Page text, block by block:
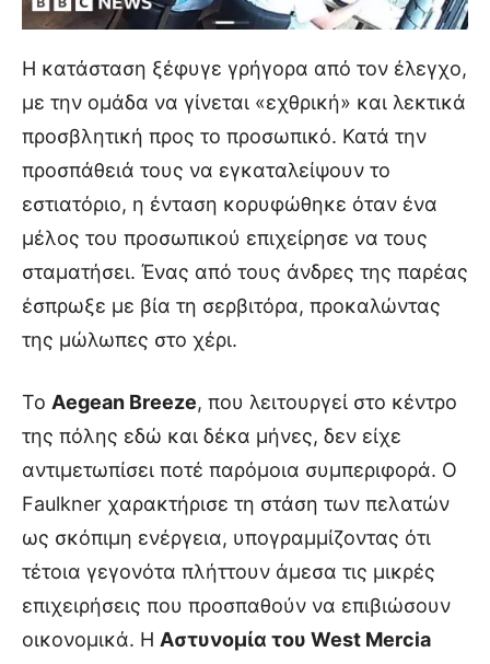
Η κατάσταση ξέφυγε γρήγορα από τον έλεγχο,
με την ομάδα να γίνεται «εχθρική» και λεκτικά
προσβλητική προς το προσωπικό. Κατά την
προσπάθειά τους να εγκαταλείψουν το
εστιατόριο, η ένταση κορυφώθηκε όταν ένα
μέλος του προσωπικού επιχείρησε να τους
σταματήσει. Ένας από τους άνδρες της παρέας
έσπρωξε με βία τη σερβιτόρα, προκαλώντας
της μώλωπες στο χέρι.
Το Aegean Breeze, που λειτουργεί στο κέντρο
της πόλης εδώ και δέκα μήνες, δεν είχε
αντιμετωπίσει ποτέ παρόμοια συμπεριφορά. Ο
Faulkner χαρακτήρισε τη στάση των πελατών
ως σκόπιμη ενέργεια, υπογραμμίζοντας ότι
τέτοια γεγονότα πλήττουν άμεσα τις μικρές
επιχειρήσεις που προσπαθούν να επιβιώσουν
οικονομικά. Η Αστυνομία του West Mercia